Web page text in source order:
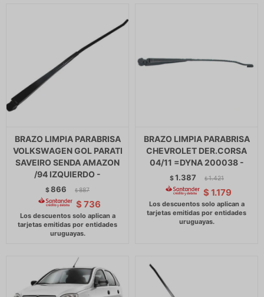
BRAZO LIMPIA PARABRISA
VOLKSWAGEN GOL PARATI
SAVEIRO SENDA AMAZON
/94 IZQUIERDO -
$866 $ 887
$ 736
BRAZO LIMPIA PARABRISA
CHEVROLET DER.CORSA
04/11 =DYNA 200038 -
$1.387 $ 1.421
$ 1.179